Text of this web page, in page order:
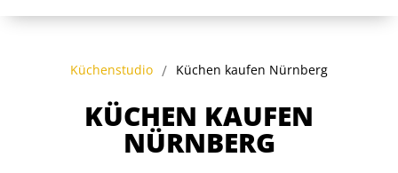
Küchenstudio / Küchen kaufen Nürnberg
KÜCHEN KAUFEN
NÜRNBERG